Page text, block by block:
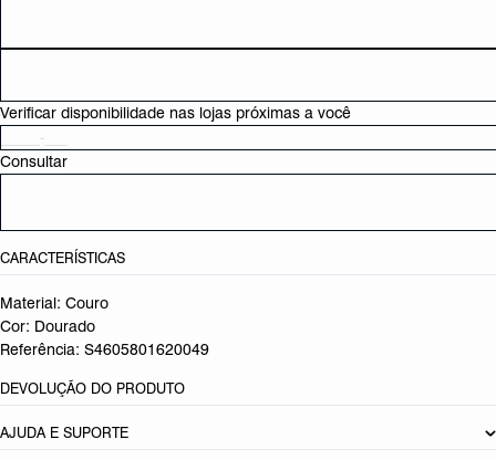
Verificar disponibilidade nas lojas próximas a você
Consultar
CARACTERÍSTICAS
Material: Couro
Cor: Dourado
Referência: S4605801620049
DEVOLUÇÃO DO PRODUTO
AJUDA E SUPORTE